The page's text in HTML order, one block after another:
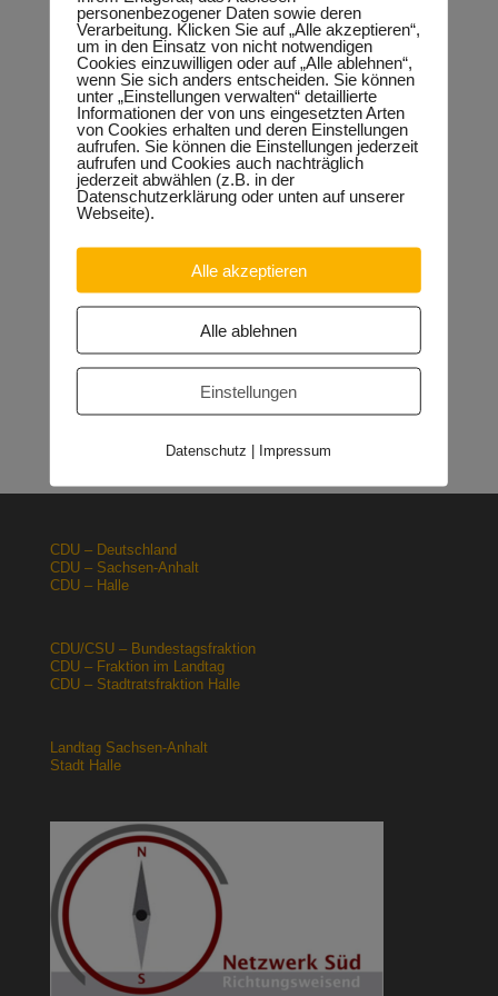
über die Regensburger Straße zu führen halte ich für wenig
hilfreich. Die Europachaussee hat genügend Kapazitäten, um
zusätzlichen Verkehr aufzunehmen. Notfalls muss der
Durchgangsverkehr in der Regensburger Straße für LKW
vollständig umgeleitet werden“, so Keindorf abschließend.
Neueste Beiträge
Entscheidung! 30.04.2026
Halle: Erhöhung der Gewerbesteuer ist falsches Signal
26.03.2026
Orgacid-Altlasten: Bund und Land mit in der Verantwortung
Halle: Sondervermögen Infrastruktur für die Europachaussee
nutzen!
Lehrpläne: Grundsteine für spätere Ausbildung werden in der
Grundschule gelegt 23.01.2026
CDU – Deutschland
CDU – Sachsen-Anhalt
CDU – Halle
CDU/CSU – Bundestagsfraktion
CDU – Fraktion im Landtag
CDU – Stadtratsfraktion Halle
Landtag Sachsen-Anhalt
Stadt Halle
personenbezogener Daten sowie deren
Verarbeitung. Klicken Sie auf „Alle akzeptieren“,
um in den Einsatz von nicht notwendigen
Cookies einzuwilligen oder auf „Alle ablehnen“,
wenn Sie sich anders entscheiden. Sie können
unter „Einstellungen verwalten“ detaillierte
Informationen der von uns eingesetzten Arten
von Cookies erhalten und deren Einstellungen
aufrufen. Sie können die Einstellungen jederzeit
aufrufen und Cookies auch nachträglich
jederzeit abwählen (z.B. in der
Datenschutzerklärung oder unten auf unserer
Webseite).
Alle akzeptieren
Alle ablehnen
Einstellungen
Datenschutz | Impressum